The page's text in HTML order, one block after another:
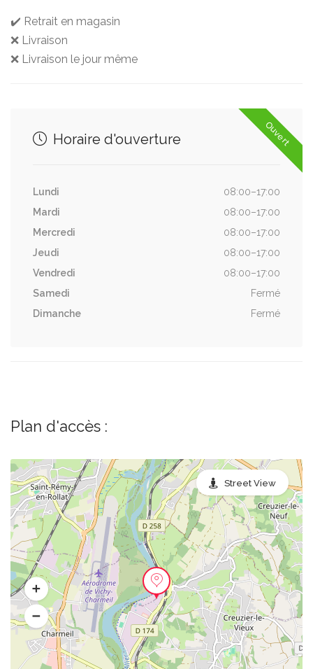
✔️ Retrait en magasin
❌ Livraison
❌ Livraison le jour même
Ouvert
Horaire d'ouverture
Lundi
08:00–17:00
Mardi
08:00–17:00
Mercredi
08:00–17:00
Jeudi
08:00–17:00
Vendredi
08:00–17:00
Samedi
Fermé
Dimanche
Fermé
Plan d'accès :
Street View